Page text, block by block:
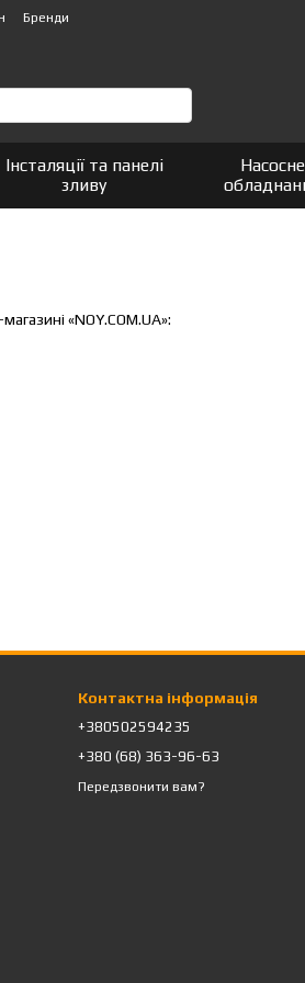
Бренди
Інсталяції та панелі
зливу
Насосне
«NOY.COM.UA»:
Контактна інформація
+380502594235
+380 (68) 363-96-63
Передзвонити вам?